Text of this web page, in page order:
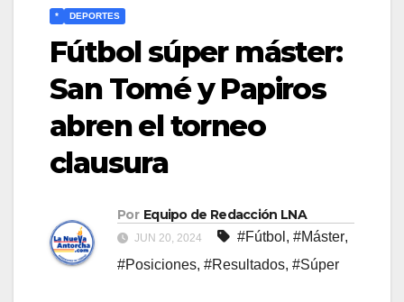
* DEPORTES
Fútbol súper máster:
San Tomé y Papiros
abren el torneo
clausura
Por Equipo de Redacción LNA
JUN 20, 2024 #Fútbol , #Máster,
#Posiciones, #Resultados, #Súper